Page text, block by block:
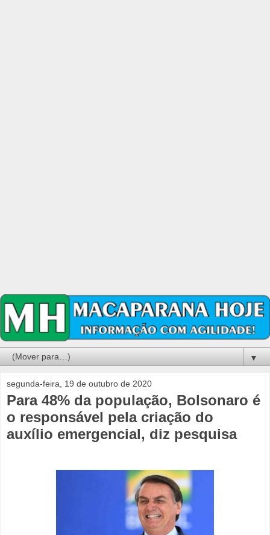
▼
segunda-feira, 19 de outubro de 2020
Para 48% da população, Bolsonaro é
o responsável pela criação do
auxílio emergencial, diz pesquisa